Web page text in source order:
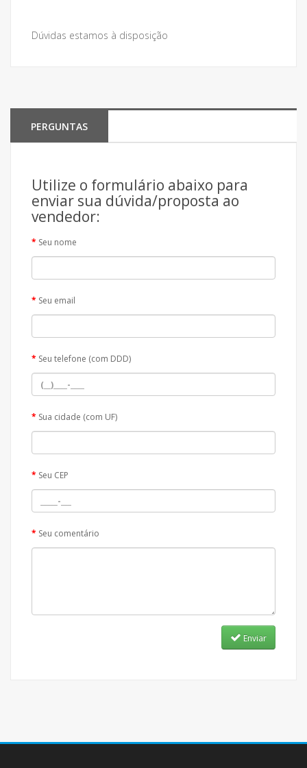
Dúvidas estamos à disposição
PERGUNTAS
Utilize o formulário abaixo para
enviar sua dúvida/proposta ao
vendedor:
Seu nome
Seu email
Seu telefone (com DDD)
Sua cidade (com UF)
Seu CEP
Seu comentário
Enviar